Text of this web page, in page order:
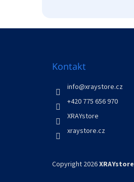
Z
Kontakt
info@xraystore.cz
+420 775 656 970
XRAYstore
xraystore.cz
Copyright 2026XRAYstore